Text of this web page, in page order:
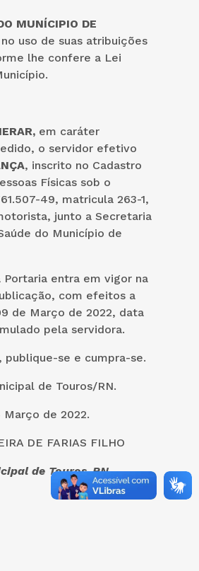
MUNÍCIPIO DE
uso de suas atribuições
lhe confere a Lei
em caráter
o servidor efetivo
, inscrito no Cadastro
Físicas sob o
49, matricula 263-1,
junto a Secretaria
do Município de
Portaria entra em vigor na
com efeitos a
de Março de 2022, data
pela servidora.
publique-se e cumpra-se.
de Touros/RN.
Março de 2022.
DE FARIAS FILHO
de Touros-RN